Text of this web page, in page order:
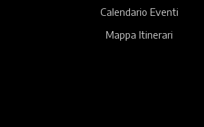
Calendario Eventi
Mappa Itinerari